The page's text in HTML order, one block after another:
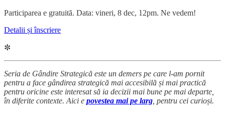
Participarea e gratuită. Data: vineri, 8 dec, 12pm. Ne vedem!
Detalii și înscriere
✼
Seria de Gândire Strategică este un demers pe care l-am pornit
pentru a face gândirea strategică mai accesibilă și mai practică
pentru oricine este interesat să ia decizii mai bune pe mai departe,
în diferite contexte. Aici e povestea mai pe larg, pentru cei curioși.